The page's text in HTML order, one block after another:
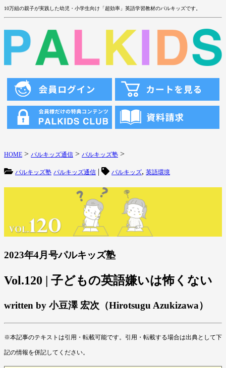
10万組の親子が実践した幼児・小学生向け「超効率」英語学習教材のパルキッズです。
HOME > パルキッズ通信 > パルキッズ塾 >
パルキッズ塾 パルキッズ通信 | パルキッズ, 英語環境
2023年4月号パルキッズ塾
Vol.120 | 子どもの英語嫌いは怖くない
written by 小豆澤 宏次（Hirotsugu Azukizawa）
※本記事のテキストは引用・転載可能です。引用・転載する場合は出典として下
記の情報を併記してください。